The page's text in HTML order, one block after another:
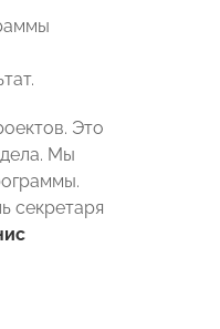
Это
Мы
секретаря